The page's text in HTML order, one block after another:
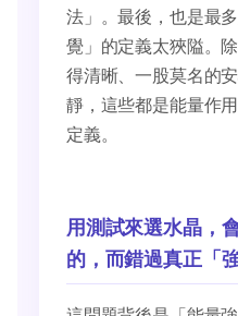
法」。最後，也是最
覺」的定義太狹隘。
得清晰、一股莫名的
靜，這些都是能量作
定義。
用測試來選水晶，
的，而錯過真正「